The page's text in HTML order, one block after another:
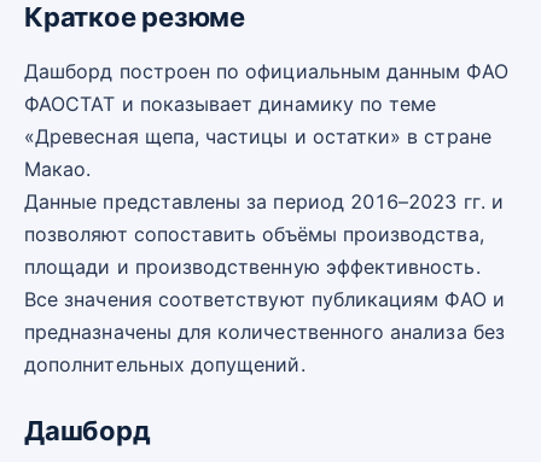
Краткое резюме
Дашборд построен по официальным данным ФАО
ФАОСТАТ и показывает динамику по теме
«Древесная щепа, частицы и остатки» в стране
Макао.
Данные представлены за период 2016–2023 гг. и
позволяют сопоставить объёмы производства,
площади и производственную эффективность.
Все значения соответствуют публикациям ФАО и
предназначены для количественного анализа без
дополнительных допущений.
Дашборд